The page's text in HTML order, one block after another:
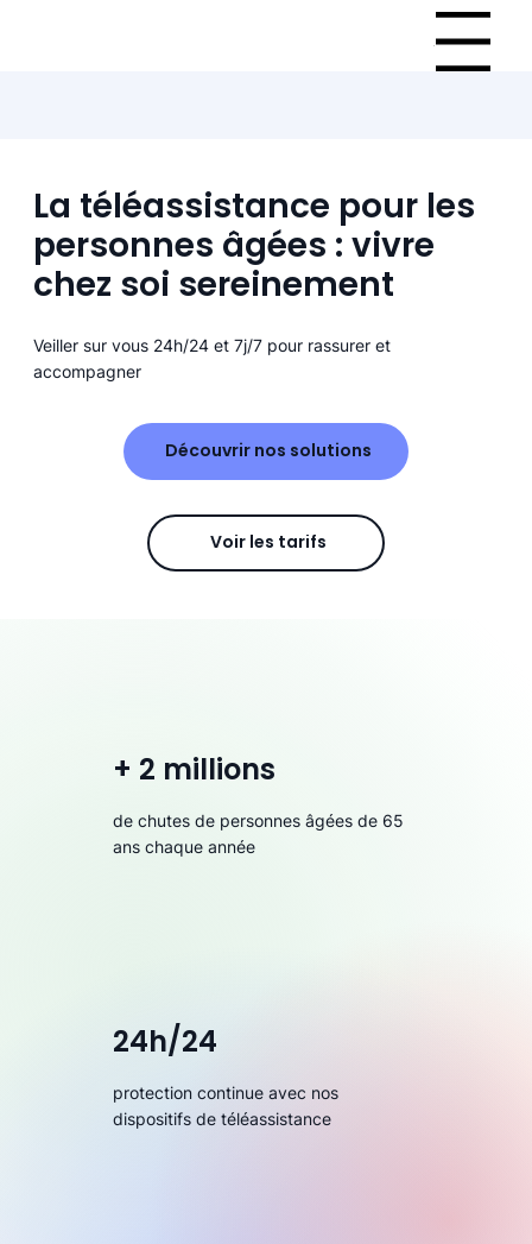
Menu
La téléassistance pour les
personnes âgées : vivre
chez soi sereinement
Veiller sur vous 24h/24 et 7j/7 pour rassurer et
accompagner
Découvrir nos solutions
Voir les tarifs
+ 2 millions
de chutes de personnes âgées de 65
ans chaque année
24h/24
protection continue avec nos
dispositifs de téléassistance